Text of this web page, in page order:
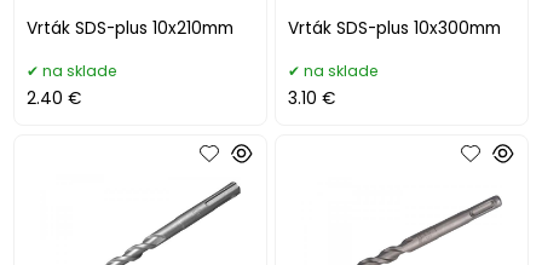
Vrták SDS-plus 10x210mm
na sklade
2.40 €
Vrták SDS-plus 10x300mm
na sklade
3.10 €